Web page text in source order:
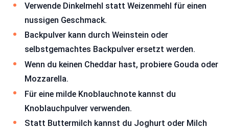
Verwende Dinkelmehl statt Weizenmehl für einen
nussigen Geschmack.
Backpulver kann durch Weinstein oder
selbstgemachtes Backpulver ersetzt werden.
Wenn du keinen Cheddar hast, probiere Gouda oder
Mozzarella.
Für eine milde Knoblauchnote kannst du
Knoblauchpulver verwenden.
Statt Buttermilch kannst du Joghurt oder Milch